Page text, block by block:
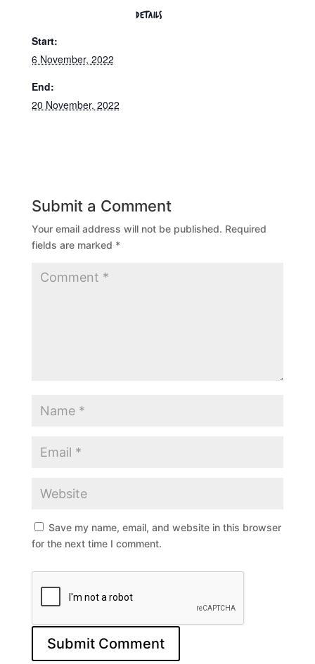
DETAILS
Start:
6 November, 2022
End:
20 November, 2022
Submit a Comment
Your email address will not be published. Required
fields are marked *
Save my name, email, and website in this browser
for the next time I comment.